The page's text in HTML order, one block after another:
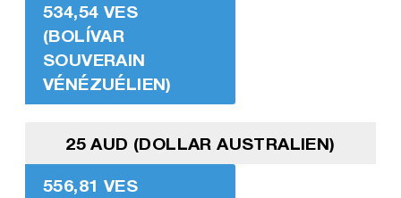
534,54 VES
(BOLÍVAR
SOUVERAIN
VÉNÉZUÉLIEN)
25 AUD (DOLLAR AUSTRALIEN)
556,81 VES